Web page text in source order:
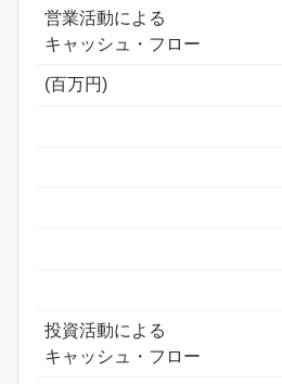
営業活動による
キャッシュ・フロー
(百万円)
投資活動による
キャッシュ・フロー